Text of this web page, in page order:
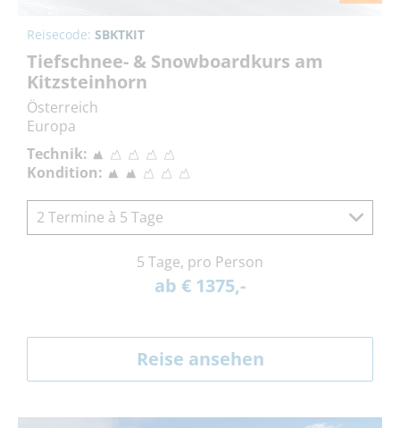
Reisecode: SBKTKIT
Tiefschnee- & Snowboardkurs am
Kitzsteinhorn
Österreich
Europa
Technik:
Kondition:
2 Termine à 5 Tage
5 Tage, pro Person
ab € 1375,-
Reise ansehen